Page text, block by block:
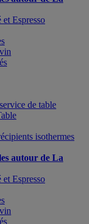
et Espresso
de table
isothermes
autour de La
et Espresso